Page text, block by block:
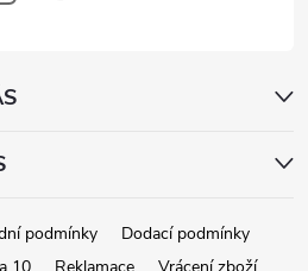
podmínky
Dodací podmínky
10
Reklamace Vrácení zboží